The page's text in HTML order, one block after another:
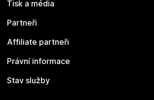
Tisk a média
Partneři
Affiliate partneři
Právní informace
Stav služby